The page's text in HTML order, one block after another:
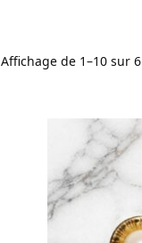
Affichage de 1–10 sur